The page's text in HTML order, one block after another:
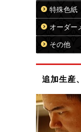
特殊色紙
オーダー
その他
追加生産